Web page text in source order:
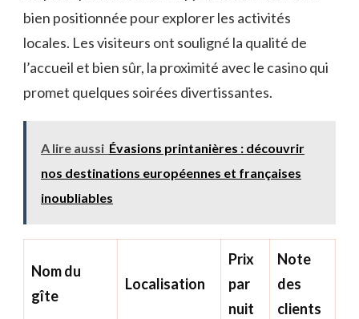
bien positionnée pour explorer les activités
locales. Les visiteurs ont souligné la qualité de
l’accueil et bien sûr, la proximité avec le casino qui
promet quelques soirées divertissantes.
A lire aussi Évasions printanières : découvrir
nos destinations européennes et françaises
inoubliables
Nom du
gîte
Localisation
Prix
par
nuit
Note
des
clients